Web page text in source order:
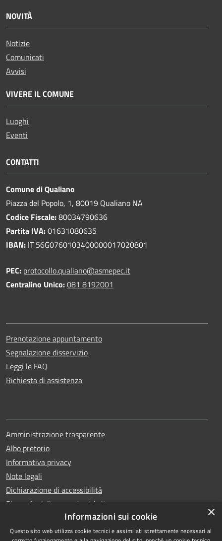
NOVITÀ
Notizie
Comunicati
Avvisi
VIVERE IL COMUNE
Luoghi
Eventi
CONTATTI
Comune di Qualiano
Piazza del Popolo, 1, 80019 Qualiano NA
Codice Fiscale:80034790636
Partita IVA:01631080635
IBAN: IT 56G0760103400000017020801
PEC: protocollo.qualiano@asmepec.it
Centralino Unico:081 8192001
Prenotazione appuntamento
Segnalazione disservizio
Leggi le FAQ
Richiesta di assistenza
Amministrazione trasparente
Albo pretorio
Informativa privacy
Note legali
Dichiarazione di accessibilità
Piano di miglioramento del sito
×
Informazioni sui cookie
Questo sito web utilizza cookie tecnici e assimilati strettamente necessari al